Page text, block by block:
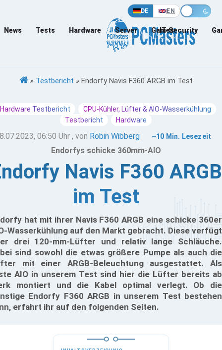
DE EN
News Tests Hardware Server Games
IT-Security
» Testbericht » Endorfy Navis F360 ARGB im Test
Hardware Testbericht
CPU-Kühler, Lüfter & AIO-Wasserkühlung
Testbericht
Hardware
06:50 Uhr , von Robin Wibberg ~10 Min. Lesezeit
Endorfys schicke 360mm-AIO
Navis F360 ARGB
im Test
hat mit ihrer Navis F360 ARGB eine schicke 360er
Wasserkühlung auf den Markt gebracht. Diese verfügt
drei 120-mm-Lüfter und relativ lange Schläuche.
sind sowohl die etwas größere Pumpe als auch die
mit einer ARGB-Beleuchtung ausgestattet. Als
AIO in unserem Test sind hier die Lüfter bereits ab
montiert und die Kabel optimal verlegt. Ob die
Endorfy F360 ARGB in unserem Test bestehen
erfahrt ihr auf den folgenden Seiten.